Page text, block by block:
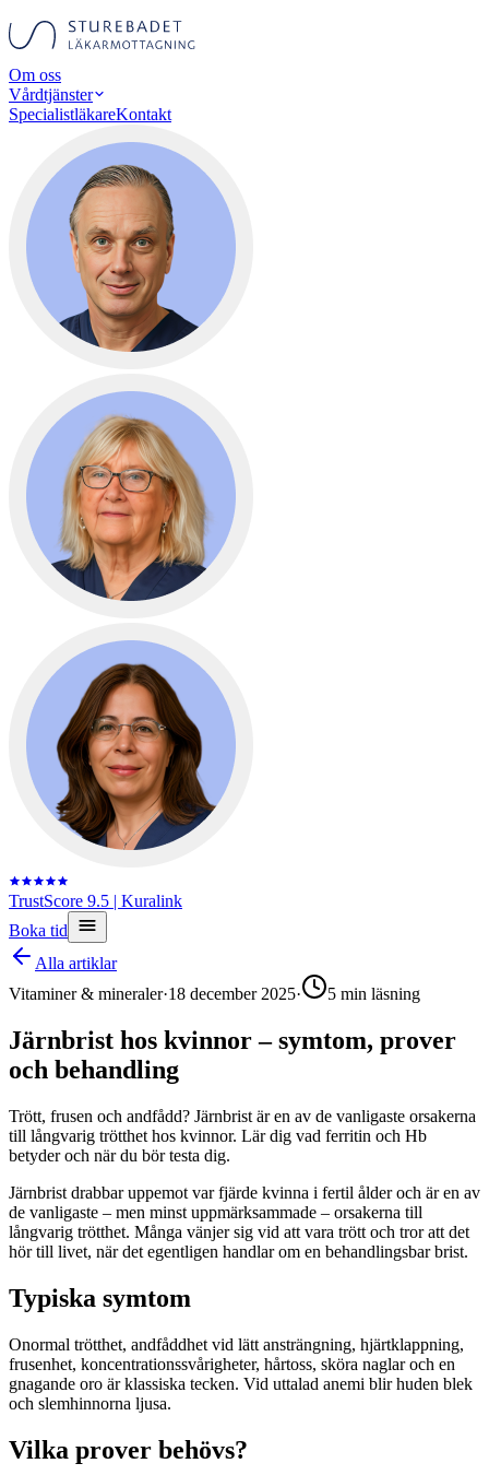
Om oss
Vårdtjänster
SpecialistläkareKontakt
TrustScore 9.5 | Kuralink
Boka tid
Alla artiklar
Vitaminer & mineraler·18 december 2025· 5 min läsning
Järnbrist hos kvinnor – symtom, prover
och behandling
Trött, frusen och andfådd? Järnbrist är en av de vanligaste orsakerna
till långvarig trötthet hos kvinnor. Lär dig vad ferritin och Hb
betyder och när du bör testa dig.
Järnbrist drabbar uppemot var fjärde kvinna i fertil ålder och är en av
de vanligaste – men minst uppmärksammade – orsakerna till
långvarig trötthet. Många vänjer sig vid att vara trött och tror att det
hör till livet, när det egentligen handlar om en behandlingsbar brist.
Typiska symtom
Onormal trötthet, andfåddhet vid lätt ansträngning, hjärtklappning,
frusenhet, koncentrationssvårigheter, hårtoss, sköra naglar och en
gnagande oro är klassiska tecken. Vid uttalad anemi blir huden blek
och slemhinnorna ljusa.
Vilka prover behövs?